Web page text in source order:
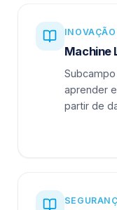
INOVAÇÃO
Machine
aprender
partir de